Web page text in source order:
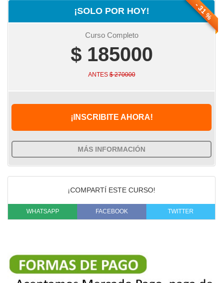
- 31 %
¡SOLO POR HOY!
Curso Completo
$ 185000
ANTES$ 270000
¡INSCRIBITE AHORA!
MÁS INFORMACIÓN
¡COMPARTÍ ESTE CURSO!
WHATSAPP FACEBOOK TWITTER